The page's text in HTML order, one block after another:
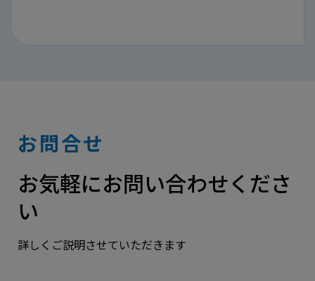
お問合せ
お気軽にお問い合わせくださ
い
詳しくご説明させていただきます